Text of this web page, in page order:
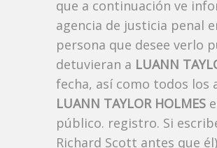
que a continuación ve
agencia de justicia penal
persona que desee verlo
detuvieran a LUANN
fecha, así como todos los
LUANN TAYLOR HOLMES
público. registro. Si
Richard Scott antes que